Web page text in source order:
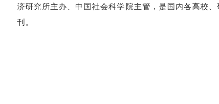
济研究所主办、中国社会科学院主管，是国内各高校
刊。